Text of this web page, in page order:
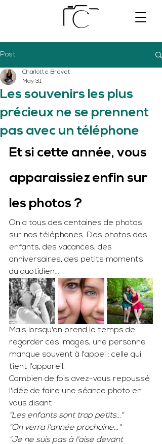
Post
Les souvenirs les plus
précieux ne se prennent
pas avec un téléphone
Charlotte Brevet
May 31
Et si cette année, vous
apparaissiez enfin sur
les photos ?
On a tous des centaines de photos
sur nos téléphones. Des photos des
enfants, des vacances, des
anniversaires, des petits moments
du quotidien...
Mais lorsqu'on prend le temps de
regarder ces images, une personne
manque souvent à l'appel : celle qui
tient l'appareil.
Combien de fois avez-vous repoussé
l'idée de faire une séance photo en
vous disant :
"Les enfants sont trop petits..."
"On verra l'année prochaine..."
"Je ne suis pas à l'aise devant